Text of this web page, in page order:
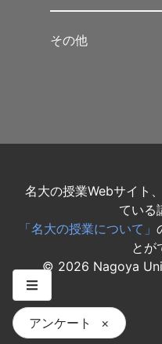
アンケート ×
その他
名大の授業Webサイト
ている
「名大の授業について」
とが
© 2026 Nagoya